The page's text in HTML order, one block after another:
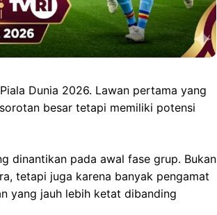
Dunia 2026. Lawan pertama yang
besar tetapi memiliki potensi
dinantikan pada awal fase grup. Bukan
tetapi juga karena banyak pengamat
yang jauh lebih ketat dibanding